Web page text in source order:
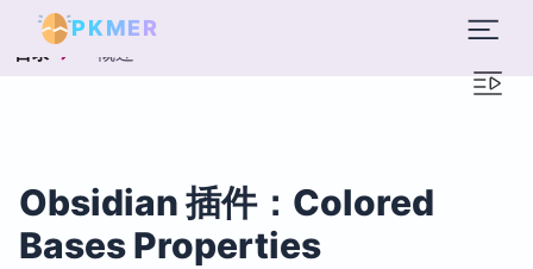
PKMER
目录 概述
Obsidian 插件：Colored
Bases Properties